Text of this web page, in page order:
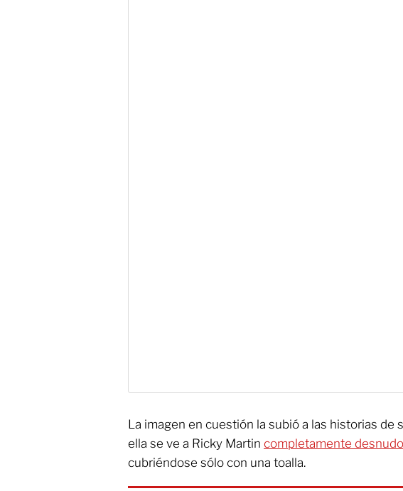
La imagen en cuestión la subió a las historias de
ella se ve a Ricky Martin completamente
cubriéndose sólo con una toalla.